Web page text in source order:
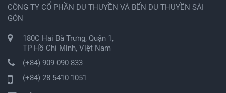
CÔNG TY CỔ PHẦN DU THUYỀN VÀ BẾN DU THUYỀN SÀI
GÒN
180C Hai Bà Trưng, Quận 1,
TP Hồ Chí Minh, Việt Nam
(+84) 909 090 833
(+84) 28 5410 1051